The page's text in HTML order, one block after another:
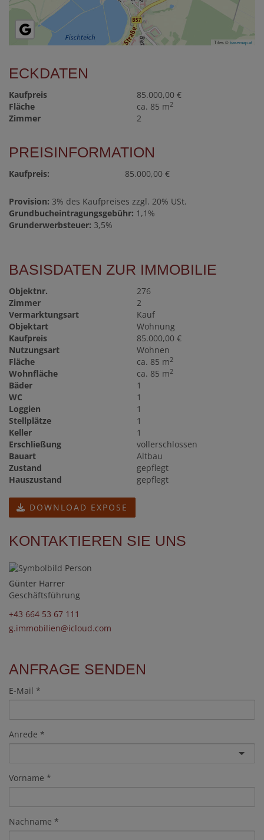
Tiles ©basemap.at
ECKDATEN
Kaufpreis
85.000,00 €
Fläche
ca. 85 m2
Zimmer 2
PREISINFORMATION
Kaufpreis: 85.000,00 €
Provision: 3% des Kaufpreises zzgl. 20% USt.
Grundbucheintragungsgebühr: 1,1%
Grunderwerbsteuer: 3,5%
BASISDATEN ZUR IMMOBILIE
Objektnr.
276
Zimmer
2
Vermarktungsart
Kauf
Objektart
Wohnung
Kaufpreis
85.000,00 €
Nutzungsart
Wohnen
Fläche
ca. 85 m2
Wohnfläche ca. 85 m2
Bäder
1
WC
1
Loggien
1
Stellplätze
1
Keller
1
Erschließung
vollerschlossen
Bauart
Altbau
Zustand
gepflegt
Hauszustand
gepflegt
DOWNLOAD EXPOSE
KONTAKTIEREN SIE UNS
Günter Harrer
Geschäftsführung
+43 664 53 67 111
g.immobilien@icloud.com
ANFRAGE SENDEN
E-Mail
Anrede
Vorname
Nachname